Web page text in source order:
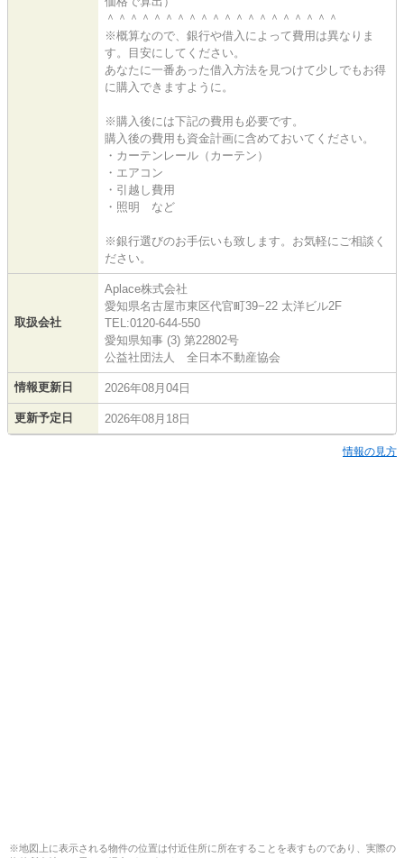
＾＾＾＾＾＾＾＾＾＾＾＾＾＾＾＾＾＾＾＾
※概算なので、銀行や借入によって費用は異なりま
す。目安にしてください。
あなたに一番あった借入方法を見つけて少しでもお得
に購入できますように。
※購入後には下記の費用も必要です。
購入後の費用も資金計画に含めておいてください。
・カーテンレール（カーテン）
・エアコン
・引越し費用
・照明 など
※銀行選びのお手伝いも致します。お気軽にご相談く
ださい。
取扱会社
Aplace株式会社
愛知県名古屋市東区代官町39−22 太洋ビル2F
TEL:0120-644-550
愛知県知事 (3) 第22802号
公益社団法人 全日本不動産協会
情報更新日 2026年08月04日
更新予定日 2026年08月18日
情報の見方
※地図上に表示される物件の位置は付近住所に所在することを表すものであり、実際の